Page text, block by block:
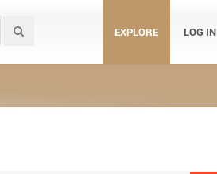
EXPLORE LOG IN